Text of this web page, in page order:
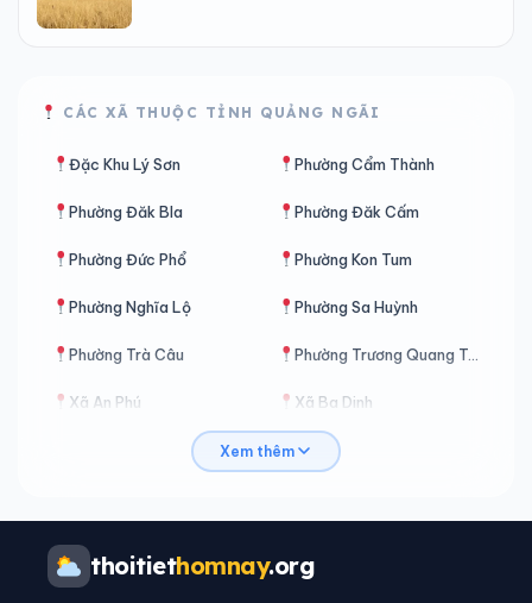
CÁC XÃ THUỘC TỈNH QUẢNG NGÃI
Đặc Khu Lý Sơn Phường Cẩm Thành
Phường Đăk Bla Phường Đăk Cấm
Phường Đức Phổ Phường Kon Tum
Phường Nghĩa Lộ Phường Sa Huỳnh
Phường Trà Câu Phường Trương Quang Trọng
Xã An Phú Xã Ba Dinh
Xã Ba Gia
Xã Ba Vì
Xã Ba Xa
Xem thêm
thoitiethomnay.org